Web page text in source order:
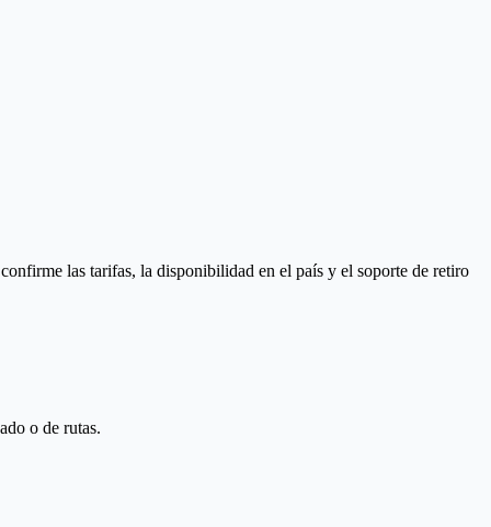
las tarifas, la disponibilidad en el país y el soporte de retiro
o de rutas.